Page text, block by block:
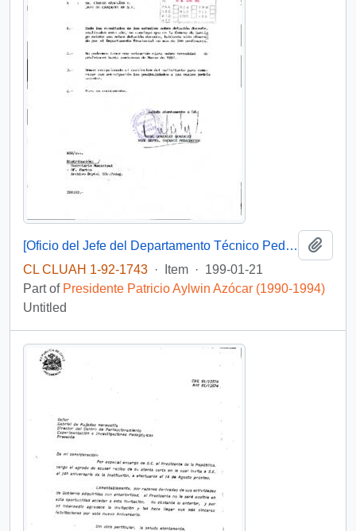
[Oficio del Jefe del Departamento Técnico Pedagógico de la Municipalidad de Santiago dirigido al Jefe de Gabinete Presidencial]
CL CLUAH 1-92-1743 · Item · 199-01-21
Part of Presidente Patricio Aylwin Azócar (1990-1994)
Untitled